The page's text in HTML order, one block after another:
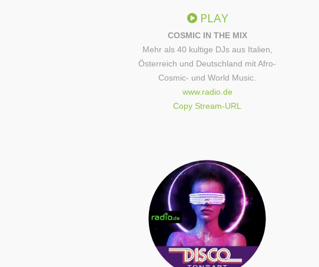
PLAY
COSMIC IN THE MIX
Mehr als 40 kultige DJs aus Italien,
Österreich und Deutschland mit Afro-
Cosmic- und World Music.
www.radio.de
Copy Stream-URL